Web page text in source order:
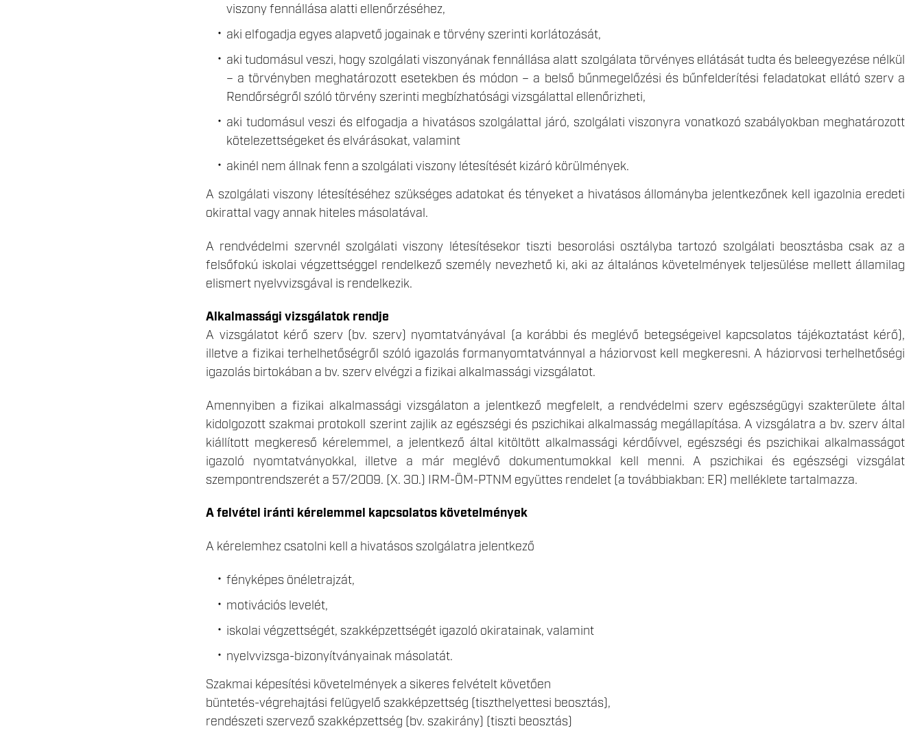
viszony fennállása alatti ellenőrzéséhez,
aki elfogadja egyes alapvető jogainak e törvény szerinti korlátozását,
aki tudomásul veszi, hogy szolgálati viszonyának fennállása alatt szolgálata törvényes ellátását tudta és beleegyezése nélkül
– a törvényben meghatározott esetekben és módon – a belső bűnmegelőzési és bűnfelderítési feladatokat ellátó szerv a
Rendőrségről szóló törvény szerinti megbízhatósági vizsgálattal ellenőrizheti,
aki tudomásul veszi és elfogadja a hivatásos szolgálattal járó, szolgálati viszonyra vonatkozó szabályokban meghatározott
kötelezettségeket és elvárásokat, valamint
akinél nem állnak fenn a szolgálati viszony létesítését kizáró körülmények.
A szolgálati viszony létesítéséhez szükséges adatokat és tényeket a hivatásos állományba jelentkezőnek kell igazolnia eredeti
okirattal vagy annak hiteles másolatával.
A rendvédelmi szervnél szolgálati viszony létesítésekor tiszti besorolási osztályba tartozó szolgálati beosztásba csak az a
felsőfokú iskolai végzettséggel rendelkező személy nevezhető ki, aki az általános követelmények teljesülése mellett államilag
elismert nyelvvizsgával is rendelkezik.
Alkalmassági vizsgálatok rendje
A vizsgálatot kérő szerv (bv. szerv) nyomtatványával (a korábbi és meglévő betegségeivel kapcsolatos tájékoztatást kérő),
illetve a fizikai terhelhetőségről szóló igazolás formanyomtatvánnyal a háziorvost kell megkeresni. A háziorvosi terhelhetőségi
igazolás birtokában a bv. szerv elvégzi a fizikai alkalmassági vizsgálatot.
Amennyiben a fizikai alkalmassági vizsgálaton a jelentkező megfelelt, a rendvédelmi szerv egészségügyi szakterülete által
kidolgozott szakmai protokoll szerint zajlik az egészségi és pszichikai alkalmasság megállapítása. A vizsgálatra a bv. szerv által
kiállított megkereső kérelemmel, a jelentkező által kitöltött alkalmassági kérdőívvel, egészségi és pszichikai alkalmasságot
igazoló nyomtatványokkal, illetve a már meglévő dokumentumokkal kell menni. A pszichikai és egészségi vizsgálat
szempontrendszerét a 57/2009. (X. 30.) IRM-ÖM-PTNM együttes rendelet (a továbbiakban: ER) melléklete tartalmazza.
A felvétel iránti kérelemmel kapcsolatos követelmények
A kérelemhez csatolni kell a hivatásos szolgálatra jelentkező
fényképes önéletrajzát,
motivációs levelét,
iskolai végzettségét, szakképzettségét igazoló okiratainak, valamint
nyelvvizsga-bizonyítványainak másolatát.
Szakmai képesítési követelmények a sikeres felvételt követően
büntetés-végrehajtási felügyelő szakképzettség (tiszthelyettesi beosztás),
rendészeti szervező szakképzettség (bv. szakirány) (tiszti beosztás)